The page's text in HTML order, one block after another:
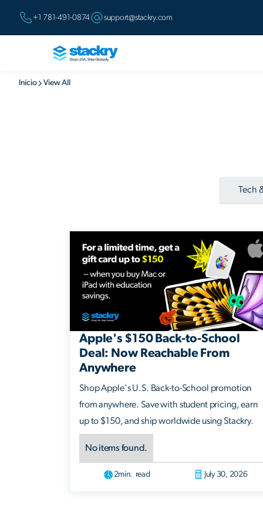
+1 781-491-0874 support@stackry.com
Início View All
Tech
Apple's $150 Back-to-School
Deal: Now Reachable From
Anywhere
Shop Apple's U.S. Back-to-School promotion
from anywhere. Save with student pricing, earn
up to $150, and ship worldwide using Stackry.
No items found.
2min. read July 30, 2026